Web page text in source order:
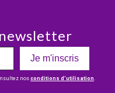
Je m'inscris
nos conditions d’utilisation